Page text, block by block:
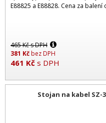
E88825 a E88828. Cena za
465Kčs DPH
381 Kčbez DPH
461 Kč s DPH
Stojan na kabel